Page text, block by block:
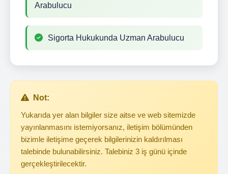
Arabulucu
Sigorta Hukukunda Uzman Arabulucu
Not:
Yukarıda yer alan bilgiler size aitse ve web sitemizde
yayınlanmasını istemiyorsanız, iletişim bölümünden
bizimle iletişime geçerek bilgilerinizin kaldırılması
talebinde bulunabilirsiniz. Talebiniz 3 iş günü içinde
gerçekleştirilecektir.